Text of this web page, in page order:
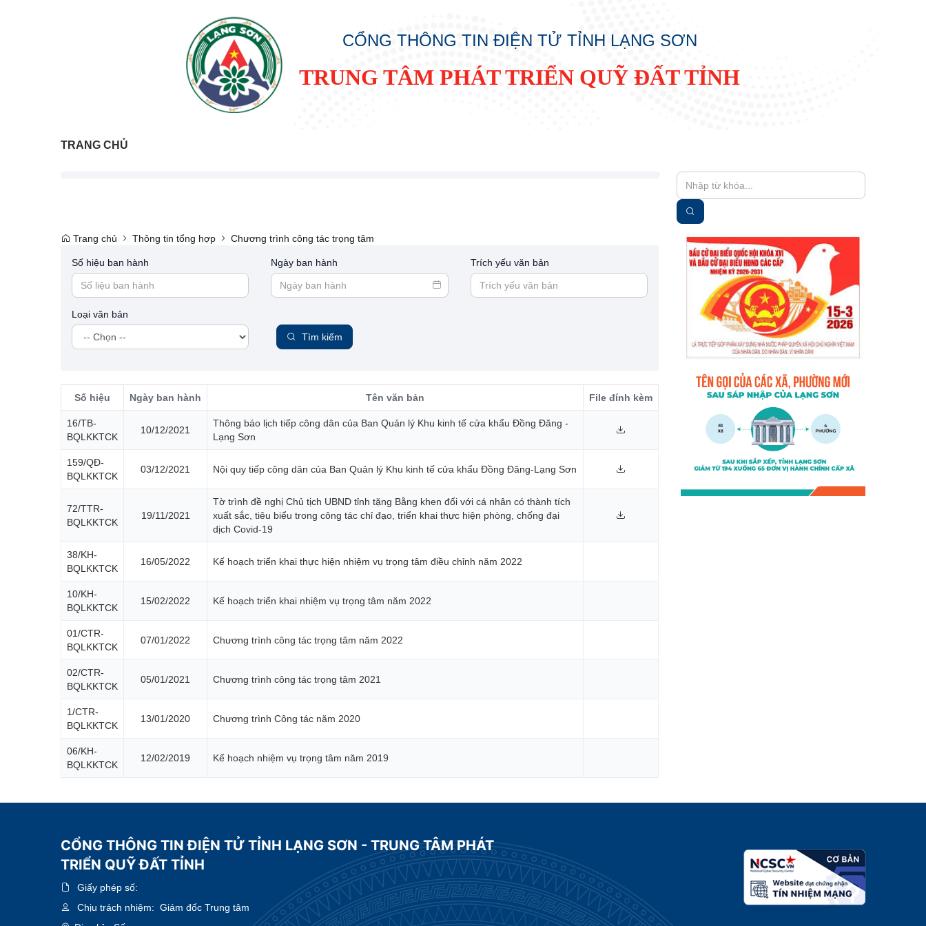
CỔNG THÔNG TIN ĐIỆN TỬ TỈNH LẠNG SƠN
TRUNG TÂM PHÁT TRIỂN QUỸ ĐẤT TỈNH
TRANG CHỦ
Trang chủ Thông tin tổng hợp Chương trình công tác trọng tâm
Số hiệu ban hành Ngày ban hành Trích yếu văn bản
Loại văn bản
Tìm kiếm
Số hiệu Ngày ban hành Tên văn bản File đính kèm
16/TB-
BQLKKTCK
10/12/2021
Thông báo lịch tiếp công dân của Ban Quản lý Khu kinh tế cửa khẩu Đồng Đăng -
Lạng Sơn
159/QĐ-
BQLKKTCK
03/12/2021 Nội quy tiếp công dân của Ban Quản lý Khu kinh tế cửa khẩu Đồng Đăng-Lạng Sơn
72/TTR-
BQLKKTCK
19/11/2021
Tờ trình đề nghị Chủ tịch UBND tỉnh tặng Bằng khen đối với cá nhân có thành tích
xuất sắc, tiêu biểu trong công tác chỉ đạo, triển khai thực hiện phòng, chống đại
dịch Covid-19
38/KH-
BQLKKTCK
16/05/2022 Kế hoạch triển khai thực hiện nhiệm vụ trọng tâm điều chỉnh năm 2022
10/KH-
BQLKKTCK
15/02/2022 Kế hoạch triển khai nhiệm vụ trọng tâm năm 2022
01/CTR-
BQLKKTCK
07/01/2022 Chương trình công tác trọng tâm năm 2022
02/CTR-
BQLKKTCK
05/01/2021 Chương trình công tác trọng tâm 2021
1/CTR-
BQLKKTCK
13/01/2020 Chương trình Công tác năm 2020
06/KH-
BQLKKTCK
12/02/2019 Kế hoạch nhiệm vụ trọng tâm năm 2019
CỔNG THÔNG TIN ĐIỆN TỬ TỈNH LẠNG SƠN - TRUNG TÂM PHÁT
TRIỂN QUỸ ĐẤT TỈNH
Giấy phép số:
Chịu trách nhiệm: Giám đốc Trung tâm